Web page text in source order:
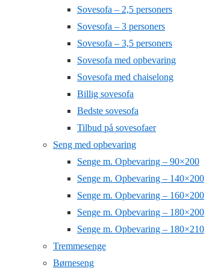
Sovesofa – 2,5 personers
Sovesofa – 3 personers
Sovesofa – 3,5 personers
Sovesofa med opbevaring
Sovesofa med chaiselong
Billig sovesofa
Bedste sovesofa
Tilbud på sovesofaer
Seng med opbevaring
Senge m. Opbevaring – 90×200
Senge m. Opbevaring – 140×200
Senge m. Opbevaring – 160×200
Senge m. Opbevaring – 180×200
Senge m. Opbevaring – 180×210
Tremmesenge
Børneseng